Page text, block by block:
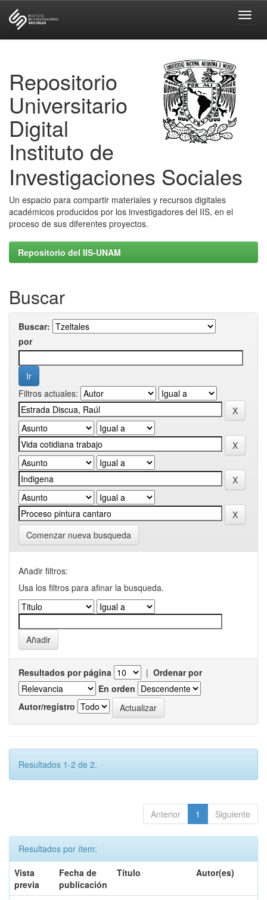
Repositorio
Universitario
Digital
Instituto de
Investigaciones Sociales
Un espacio para compartir materiales y recursos digitales
académicos producidos por los investigadores del IIS, en el
proceso de sus diferentes proyectos.
Repositorio del IIS-UNAM
Buscar
Buscar:
por
Filtros actuales:
Comenzar nueva busqueda
Añadir filtros:
Usa los filtros para afinar la busqueda.
Resultados por página | Ordenar por
En orden
Autor/registro
Resultados 1-2 de 2.
Anterior 1 Siguiente
Resultados por ítem:
Vista
previa
Fecha de
publicación
Título Autor(es)